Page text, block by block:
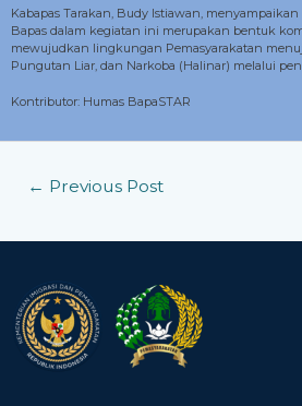
Kabapas Tarakan, Budy Istiawan,
Bapas dalam kegiatan ini merupakan bentuk
mewujudkan lingkungan Pemasyarakatan
Pungutan Liar, dan Narkoba (Halinar) melalui
Kontributor: Humas BapaSTAR
← Previous Post